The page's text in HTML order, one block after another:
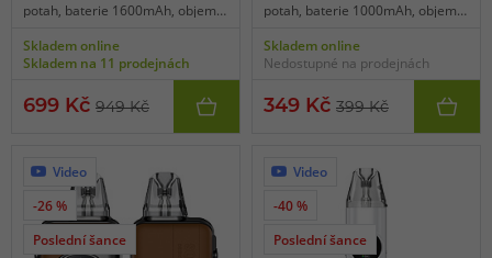
potah, baterie 1600mAh, objem
5-30W, dobíjení USB-C, regulace
air-flow, HD displej, inteligentní
statistika vapování, různorodá
ovládání, bohaté funkce, svítilna,
stopky, funkce kalendáře, menu v
českém jazyce včetně výběru
jiných jazyků, kompatibilní se
všemi Xlim cartridgemi.
Skladem online
Skladem na 11 prodejnách
699 Kč 949 Kč
potah, baterie 1000mAh, objem
automatický výkon 5-30W,
dobíjení USB-C, regulace air-flow,
elegantní zpracování, cartridge z
Skladem online
Nedostupné na prodejnách
349 Kč 399 Kč
Video
-26 %
Poslední šance
Video
-40 %
Poslední šance